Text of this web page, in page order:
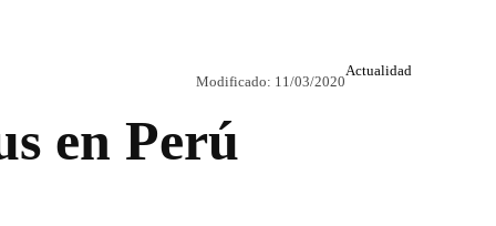
Actualidad
Modificado: 11/03/2020
en Perú